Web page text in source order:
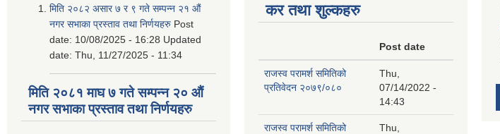
मिति २०८२ असार ७ र ९ गते सम्पन्न २१ औं
नगर सभाका प्रस्ताव तथा निर्णयहरु Post
date: 10/08/2025 - 16:28 Updated
date: Thu, 11/27/2025 - 11:34
मिति २०८१ माघ ७ गते सम्पन्न २० औं
नगर सभाका प्रस्ताव तथा निर्णयहरु
कर तथा शुल्कहरु
Post date
राजस्व परामर्श समितिको
प्रतिवेदन २०७९/०८०
Thu,
07/14/2022 -
14:43
राजस्व परामर्श समितिको
Thu,